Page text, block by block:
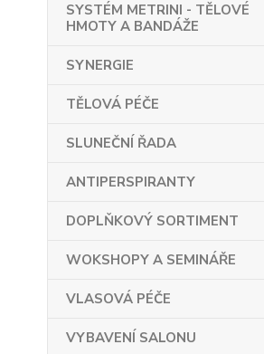
SYSTÉM METRINI - TĚLOVÉ
HMOTY A BANDÁŽE
SYNERGIE
TĚLOVÁ PÉČE
SLUNEČNÍ ŘADA
ANTIPERSPIRANTY
DOPLŇKOVÝ SORTIMENT
WOKSHOPY A SEMINÁŘE
VLASOVÁ PÉČE
VYBAVENÍ SALONU